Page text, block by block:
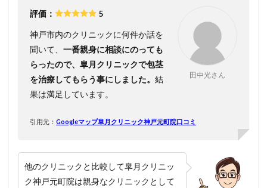
田中光さん
評価： 5
神戸市内のクリニックに何件か話を
聞いて、 一番親身に相談にのっても
らったので、皐月クリニックで包茎
を治療してもらう事にしました。 結
果は満足しています。
引用元： Googleマップ皐月クリニック神戸元町院口コミ
他のクリニックと比較して皐月クリニッ
ク神戸元町院は親身なクリニックとして